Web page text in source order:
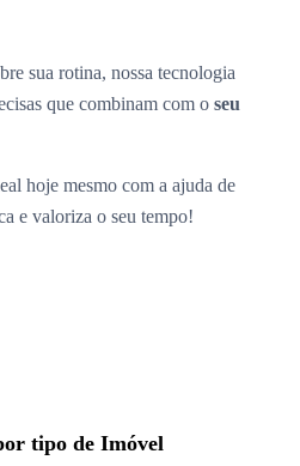
sua rotina, nossa tecnologia
que combinam com o seu
hoje mesmo com a ajuda de
e valoriza o seu tempo!
tipo de Imóvel